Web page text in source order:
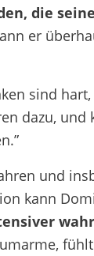
die
er
sind
dazu, und
und
kann